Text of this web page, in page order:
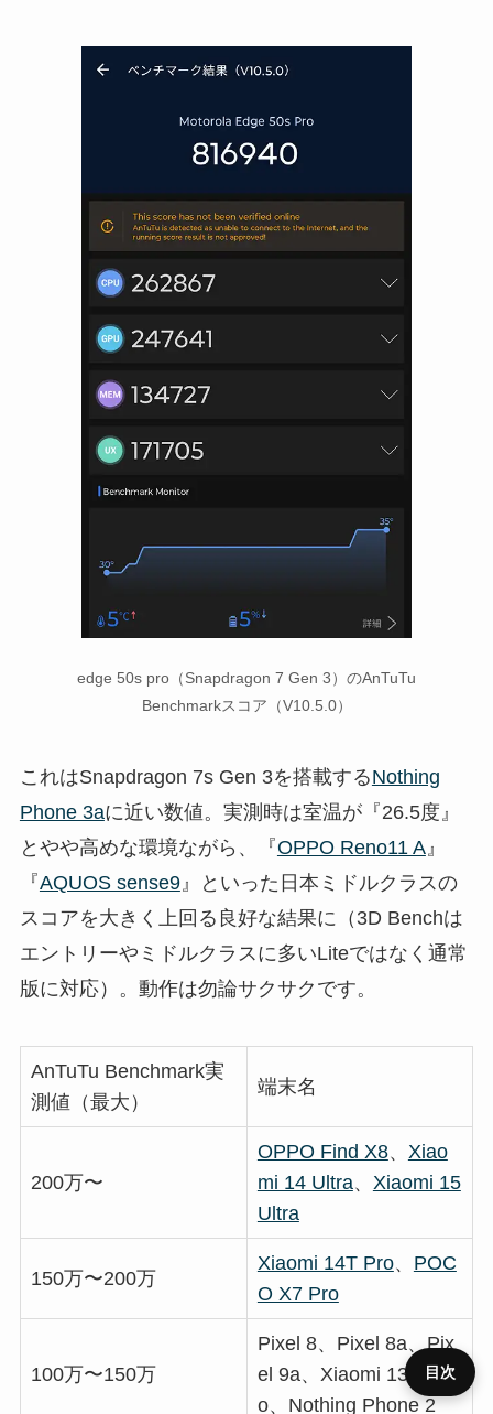
edge 50s pro（Snapdragon 7 Gen 3）のAnTuTu
Benchmarkスコア（V10.5.0）
これはSnapdragon 7s Gen 3を搭載するNothing
Phone 3aに近い数値。実測時は室温が『26.5度』
とやや高めな環境ながら、『OPPO Reno11 A』
『AQUOS sense9』といった日本ミドルクラスの
スコアを大きく上回る良好な結果に（3D Benchは
エントリーやミドルクラスに多いLiteではなく通常
版に対応）。動作は勿論サクサクです。
AnTuTu Benchmark実
測値（最大）
端末名
200万〜
OPPO Find X8、 Xiao
mi 14 Ultra、 Xiaomi 15
Ultra
150万〜200万
Xiaomi 14T Pro、 POC
O X7 Pro
100万〜150万
Pixel 8、Pixel 8a、Pix
el 9a、Xiaomi 13T Pr
o、Nothing Phone 2
目次